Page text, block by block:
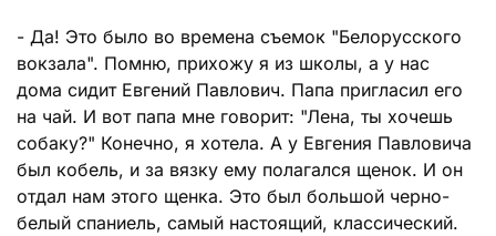
- Да! Это было во времена съемок "Белорусского
вокзала". Помню, прихожу я из школы, а у нас
дома сидит Евгений Павлович. Папа пригласил его
на чай. И вот папа мне говорит: "Лена, ты хочешь
собаку?" Конечно, я хотела. А у Евгения Павловича
был кобель, и за вязку ему полагался щенок. И он
отдал нам этого щенка. Это был большой черно-
белый спаниель, самый настоящий, классический.